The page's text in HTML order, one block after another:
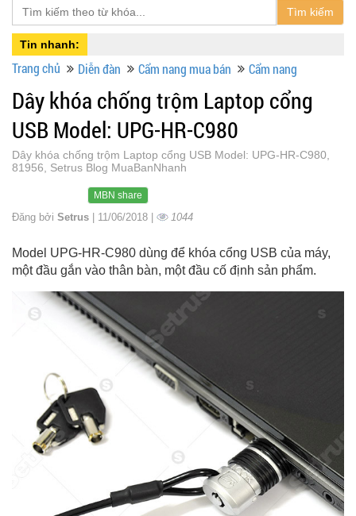
Tìm kiếm
Tin nhanh:
Trang chủ Diễn đàn Cẩm nang mua bán Cẩm nang
Dây khóa chống trộm Laptop cổng
USB Model: UPG-HR-C980
Dây khóa chống trộm Laptop cổng USB Model: UPG-HR-C980,
81956, Setrus Blog MuaBanNhanh
MBN share
Đăng bởi Setrus | 11/06/2018 | 1044
Model UPG-HR-C980 dùng để khóa cổng USB của máy,
một đầu gắn vào thân bàn, một đầu cố định sản phẩm.